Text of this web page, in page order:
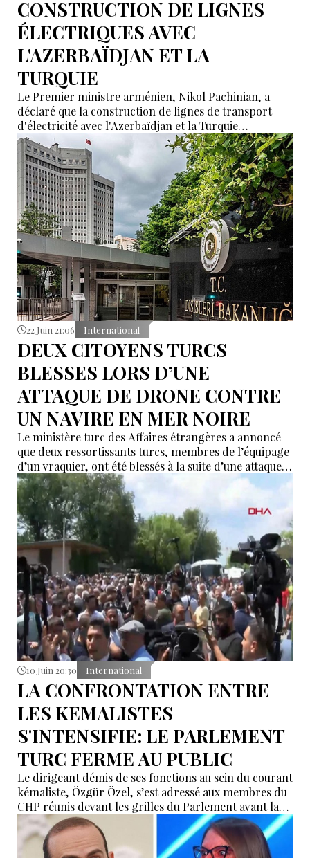
CONSTRUCTION DE LIGNES
ÉLECTRIQUES AVEC
L'AZERBAÏDJAN ET LA
TURQUIE
Le Premier ministre arménien, Nikol Pachinian, a
déclaré que la construction de lignes de transport
d'électricité avec l'Azerbaïdjan et la Turquie
constituerait une étape importante pour renforcer la
sécurité énergétique de la région.
22 Juin 21:06 International
DEUX CITOYENS TURCS
BLESSES LORS D’UNE
ATTAQUE DE DRONE CONTRE
UN NAVIRE EN MER NOIRE
Le ministère turc des Affaires étrangères a annoncé
que deux ressortissants turcs, membres de l’équipage
d’un vraquier, ont été blessés à la suite d’une attaque
de drone visant un navire dans la zone du port de
Tchornomorsk, en Ukraine.
10 Juin 20:30 International
LA CONFRONTATION ENTRE
LES KEMALISTES
S'INTENSIFIE: LE PARLEMENT
TURC FERME AU PUBLIC
Le dirigeant démis de ses fonctions au sein du courant
kémaliste, Özgür Özel, s’est adressé aux membres du
CHP réunis devant les grilles du Parlement avant la
réunion du groupe parlementaire du parti. Il a
affirmé que les partisans de l’actuel dirigeant, Kemal
Kılıçdaroğlu, avaient tenté de saboter la séance.